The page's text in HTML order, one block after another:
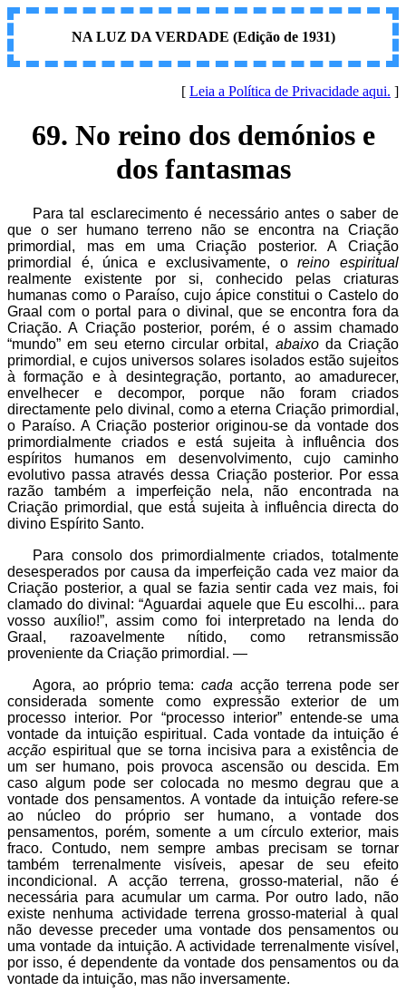
NA LUZ DA VERDADE (Edição de 1931)
[ Leia a Política de Privacidade aqui. ]
69. No reino dos demónios e
dos fantasmas
Para tal esclarecimento é necessário antes o saber de
que o ser humano terreno não se encontra na Criação
primordial, mas em uma Criação posterior. A Criação
primordial é, única e exclusivamente, oreino espiritual
realmente existente por si, conhecido pelas criaturas
humanas como o Paraíso, cujo ápice constitui o Castelo do
Graal com o portal para o divinal, que se encontra fora da
Criação. A Criação posterior, porém, é o assim chamado
“mundo” em seu eterno circular orbital, abaixo da Criação
primordial, e cujos universos solares isolados estão sujeitos
à formação e à desintegração, portanto, ao amadurecer,
envelhecer e decompor, porque não foram criados
directamente pelo divinal, como a eterna Criação primordial,
o Paraíso. A Criação posterior originou-se da vontade dos
primordialmente criados e está sujeita à influência dos
espíritos humanos em desenvolvimento, cujo caminho
evolutivo passa através dessa Criação posterior. Por essa
razão também a imperfeição nela, não encontrada na
Criação primordial, que está sujeita à influência directa do
divino Espírito Santo.
Para consolo dos primordialmente criados, totalmente
desesperados por causa da imperfeição cada vez maior da
Criação posterior, a qual se fazia sentir cada vez mais, foi
clamado do divinal: “Aguardai aquele que Eu escolhi... para
vosso auxílio!”, assim como foi interpretado na lenda do
Graal, razoavelmente nítido, como retransmissão
proveniente da Criação primordial. —
Agora, ao próprio tema: cada acção terrena pode ser
considerada somente como expressão exterior de um
processo interior. Por “processo interior” entende-se uma
vontade da intuição espiritual. Cada vontade da intuição é
acção espiritual que se torna incisiva para a existência de
um ser humano, pois provoca ascensão ou descida. Em
caso algum pode ser colocada no mesmo degrau que a
vontade dos pensamentos. A vontade da intuição refere-se
ao núcleo do próprio ser humano, a vontade dos
pensamentos, porém, somente a um círculo exterior, mais
fraco. Contudo, nem sempre ambas precisam se tornar
também terrenalmente visíveis, apesar de seu efeito
incondicional. A acção terrena, grosso-material, não é
necessária para acumular um carma. Por outro lado, não
existe nenhuma actividade terrena grosso-material à qual
não devesse preceder uma vontade dos pensamentos ou
uma vontade da intuição. A actividade terrenalmente visível,
por isso, é dependente da vontade dos pensamentos ou da
vontade da intuição, mas não inversamente.